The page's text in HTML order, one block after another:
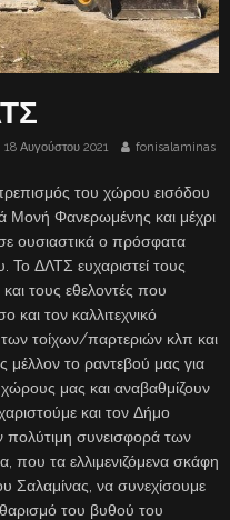
18 Αυγούστου 2021 fonisalaminas
του χώρου εισόδου
Μονή Φανερωμένης και μέχρι
ουσιαστικά ο πρόσφατα
ΔΛΤΣ ευχαριστεί τους
τους εθελοντές που
και τον καλλιτεχνικό
τοίχων/παρτεριών κλπ και
το ραντεβού μας για
μας και αναβαθμίζουν
και τον Δήμο
πολύτιμη συνεισφορά των
που τα ελλιμενιζόμενα σκάφη
Σαλαμίνας, να συνεχίσουμε
του βυθού του